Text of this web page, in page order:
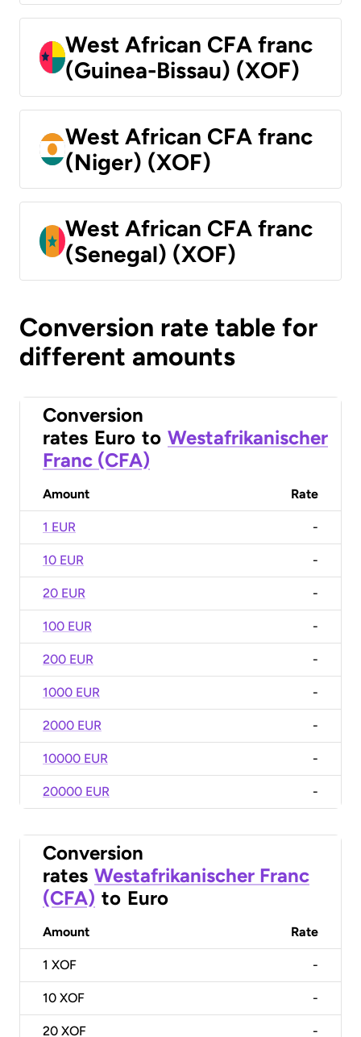
West African CFA franc
(Guinea-Bissau) (XOF)
West African CFA franc
(Niger) (XOF)
West African CFA franc
(Senegal) (XOF)
Conversion rate table for
different amounts
Conversion
rates Euro to Westafrikanischer
Franc (CFA)
Amount Rate
1 EUR -
10 EUR -
20 EUR -
100 EUR -
200 EUR -
1000 EUR -
2000 EUR -
10000 EUR -
20000 EUR -
Conversion
rates Westafrikanischer Franc
(CFA) to Euro
Amount Rate
1 XOF -
10 XOF -
20 XOF -